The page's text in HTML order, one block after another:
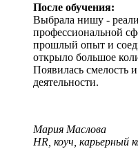
После обучения:
Выбрала нишу -
профессиональной
прошлый опыт и
открыло большое
Появилась смелость
деятельности.
Мария Маслова
HR, коуч, карьерный